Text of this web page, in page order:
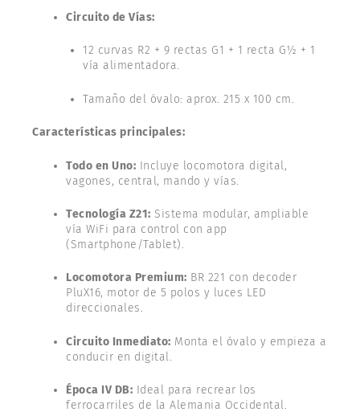
Circuito de Vías:
12 curvas R2 + 9 rectas G1 + 1 recta G½ + 1
vía alimentadora.
Tamaño del óvalo: aprox. 215 x 100 cm.
Características principales:
Todo en Uno: Incluye locomotora digital,
vagones, central, mando y vías.
Tecnología Z21: Sistema modular, ampliable
vía WiFi para control con app
(Smartphone/Tablet).
Locomotora Premium: BR 221 con decoder
PluX16, motor de 5 polos y luces LED
direccionales.
Circuito Inmediato: Monta el óvalo y empieza a
conducir en digital.
Época IV DB: Ideal para recrear los
ferrocarriles de la Alemania Occidental.